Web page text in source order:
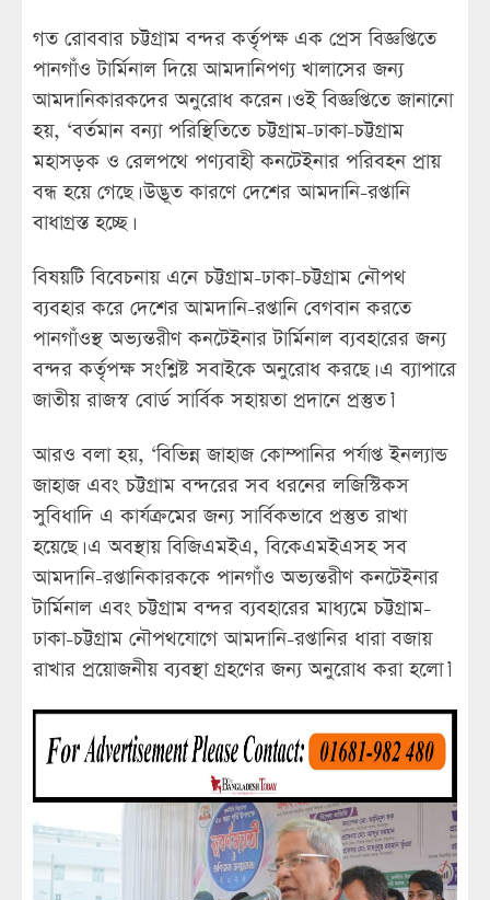
গত রোববার চট্টগ্রাম বন্দর কর্তৃপক্ষ এক প্রেস বিজ্ঞপ্তিতে
পানগাঁও টার্মিনাল দিয়ে আমদানিপণ্য খালাসের জন্য
আমদানিকারকদের অনুরোধ করেন। ওই বিজ্ঞপ্তিতে জানানো
হয়, ‘বর্তমান বন্যা পরিস্থিতিতে চট্টগ্রাম-ঢাকা-চট্টগ্রাম
মহাসড়ক ও রেলপথে পণ্যবাহী কনটেইনার পরিবহন প্রায়
বন্ধ হয়ে গেছে। উদ্ভূত কারণে দেশের আমদানি-রপ্তানি
বাধাগ্রস্ত হচ্ছে।
বিষয়টি বিবেচনায় এনে চট্টগ্রাম-ঢাকা-চট্টগ্রাম নৌপথ
ব্যবহার করে দেশের আমদানি-রপ্তানি বেগবান করতে
পানগাঁওস্থ অভ্যন্তরীণ কনটেইনার টার্মিনাল ব্যবহারের জন্য
বন্দর কর্তৃপক্ষ সংশ্লিষ্ট সবাইকে অনুরোধ করছে। এ ব্যাপারে
জাতীয় রাজস্ব বোর্ড সার্বিক সহায়তা প্রদানে প্রস্তুত।’
আরও বলা হয়, ‘বিভিন্ন জাহাজ কোম্পানির পর্যাপ্ত ইনল্যান্ড
জাহাজ এবং চট্টগ্রাম বন্দরের সব ধরনের লজিস্টিকস
সুবিধাদি এ কার্যক্রমের জন্য সার্বিকভাবে প্রস্তুত রাখা
হয়েছে। এ অবস্থায় বিজিএমইএ, বিকেএমইএসহ সব
আমদানি-রপ্তানিকারককে পানগাঁও অভ্যন্তরীণ কনটেইনার
টার্মিনাল এবং চট্টগ্রাম বন্দর ব্যবহারের মাধ্যমে চট্টগ্রাম-
ঢাকা-চট্টগ্রাম নৌপথযোগে আমদানি-রপ্তানির ধারা বজায়
রাখার প্রয়োজনীয় ব্যবস্থা গ্রহণের জন্য অনুরোধ করা হলো।’